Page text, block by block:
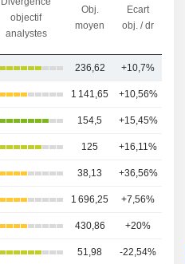
objectif
analystes
Obj.
moyen
Ecart
obj. / dr
236,62 +10,7%
1 141,65 +10,56%
154,5 +15,45%
125 +16,11%
38,13 +36,56%
1 696,25 +7,56%
430,86 +20%
51,98 -22,54%